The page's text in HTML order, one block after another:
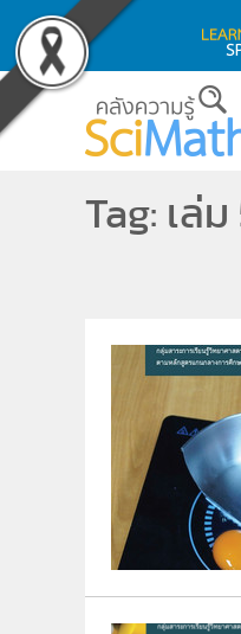
Skip to main content
Tag: เล่ม